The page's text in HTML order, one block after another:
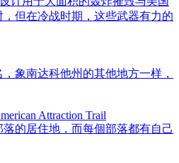
但在冷战时期，这些武器有力的
象南达科他州的其他地方一样，
Attraction Trail
的居住地，而每個部落都有自己